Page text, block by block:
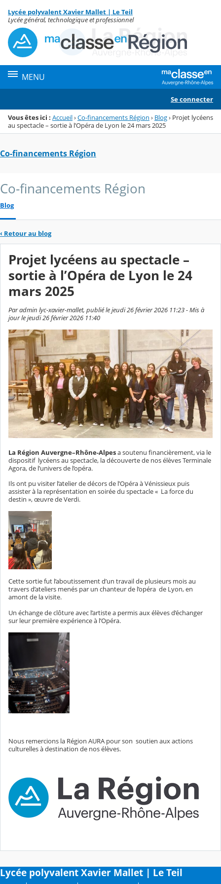
Menu de la rubrique
Contenu
Lycée polyvalent Xavier Mallet | Le Teil
Lycée général, technologique et professionnel
MENU
Se connecter
Vous êtes ici : Accueil›Co-financements Région › Blog› Projet lycéens
au spectacle – sortie à l’Opéra de Lyon le 24 mars 2025
Co-financements Région
Co-financements Région
Blog
‹ Retour au blog
Projet lycéens au spectacle –
sortie à l’Opéra de Lyon le 24
mars 2025
Par admin lyc-xavier-mallet, publié le jeudi 26 février 2026 11:23 - Mis à
jour le jeudi 26 février 2026 11:40
La Région Auvergne–Rhône-Alpesa soutenu financièrement, via le
dispositif lycéens au spectacle, la découverte de nos élèves Terminale
Agora, de l’univers de l’opéra.
Ils ont pu visiter l’atelier de décors de l’Opéra à Vénissieux puis
assister à la représentation en soirée du spectacle « La force du
destin », œuvre de Verdi.
Cette sortie fut l’aboutissement d’un travail de plusieurs mois au
travers d’ateliers menés par un chanteur de l’opéra de Lyon, en
amont de la visite.
Un échange de clôture avec l’artiste a permis aux élèves d’échanger
sur leur première expérience à l’Opéra.
Nous remercions la Région AURA pour son soutien aux actions
culturelles à destination de nos élèves.
Lycée polyvalent Xavier Mallet | Le Teil